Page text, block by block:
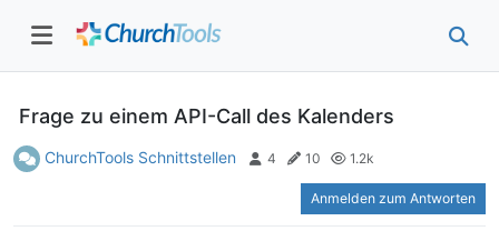
Frage zu einem API-Call des Kalenders
ChurchTools Schnittstellen 4 10 1.2k
Anmelden zum Antworten